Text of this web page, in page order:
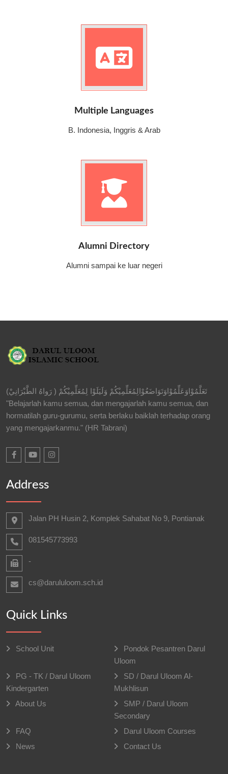
Multiple Languages
B. Indonesia, Inggris & Arab
Alumni Directory
Alumni sampai ke luar negeri
تَعَلَّمُوْاوَعَلِّمُوْاوَتَوَاضَعُوْالِمُعَلِّمِيْكُمْ وَلَيَلَوْا لِمُعَلِّمِيْكُمْ ( رَواهُ الطَّبْرَانِيْ)
"Belajarlah kamu semua, dan mengajarlah kamu semua, dan
hormatilah guru-gurumu, serta berlaku baiklah terhadap orang
yang mengajarkanmu." (HR Tabrani)
Address
Jalan PH Husin 2, Komplek Sahabat No 9, Pontianak
081545773993
-
cs@darululoom.sch.id
Quick Links
School Unit
Pondok Pesantren Darul
Uloom
PG - TK / Darul Uloom
Kindergarten
SD / Darul Uloom Al-
Mukhlisun
About Us
SMP / Darul Uloom
Secondary
FAQ
Darul Uloom Courses
News
Contact Us